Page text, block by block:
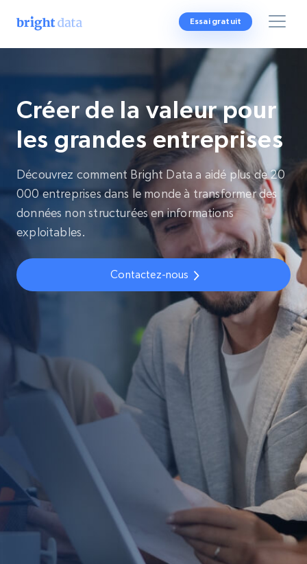
Essai gratuit
Créer de la valeur pour
les grandes entreprises
Découvrez comment Bright Data a aidé plus de 20
000 entreprises dans le monde à transformer des
données non structurées en informations
exploitables.
Contactez-nous